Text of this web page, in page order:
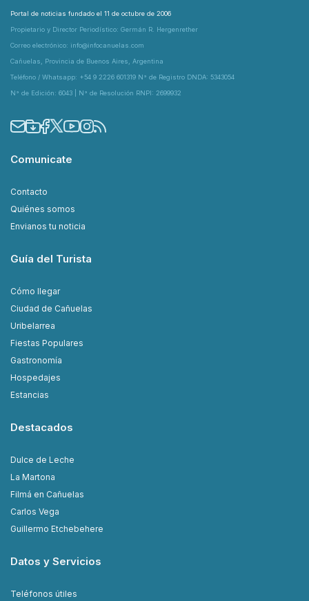
Portal de noticias fundado el 11 de octubre de 2006
Propietario y Director Periodístico: Germán R. Hergenrether
Correo electrónico: info@infocanuelas.com
Cañuelas, Provincia de Buenos Aires, Argentina
Teléfono / Whatsapp: +54 9 2226 601319 N° de Registro DNDA: 5343054
N° de Edición: 6043 | N° de Resolución RNPI: 2699932
Comunicate
Contacto
Quiénes somos
Envianos tu noticia
Guía del Turista
Cómo llegar
Ciudad de Cañuelas
Uribelarrea
Fiestas Populares
Gastronomía
Hospedajes
Estancias
Destacados
Dulce de Leche
La Martona
Filmá en Cañuelas
Carlos Vega
Guillermo Etchebehere
Datos y Servicios
Teléfonos útiles